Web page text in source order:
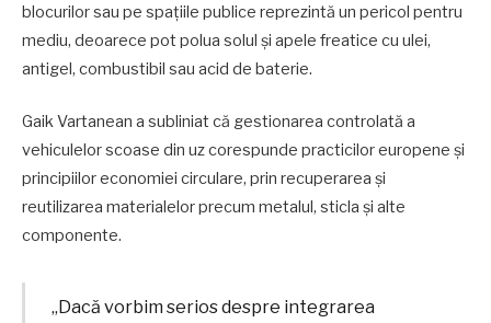
blocurilor sau pe spațiile publice reprezintă un pericol pentru
mediu, deoarece pot polua solul și apele freatice cu ulei,
antigel, combustibil sau acid de baterie.
Gaik Vartanean a subliniat că gestionarea controlată a
vehiculelor scoase din uz corespunde practicilor europene și
principiilor economiei circulare, prin recuperarea și
reutilizarea materialelor precum metalul, sticla și alte
componente.
„Dacă vorbim serios despre integrarea